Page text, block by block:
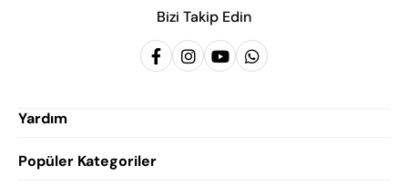
Bizi Takip Edin
Yardım
Popüler Kategoriler